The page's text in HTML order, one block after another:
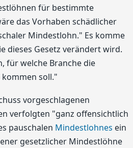
für bestimmte
das Vorhaben schädlicher
Mindestlohn." Es komme
dieses Gesetz verändert wird.
für welche Branche die
soll."
vorgeschlagenen
verfolgten "ganz offensichtlich
pauschalen Mindestlohnes ein
gesetzlicher Mindestlöhne